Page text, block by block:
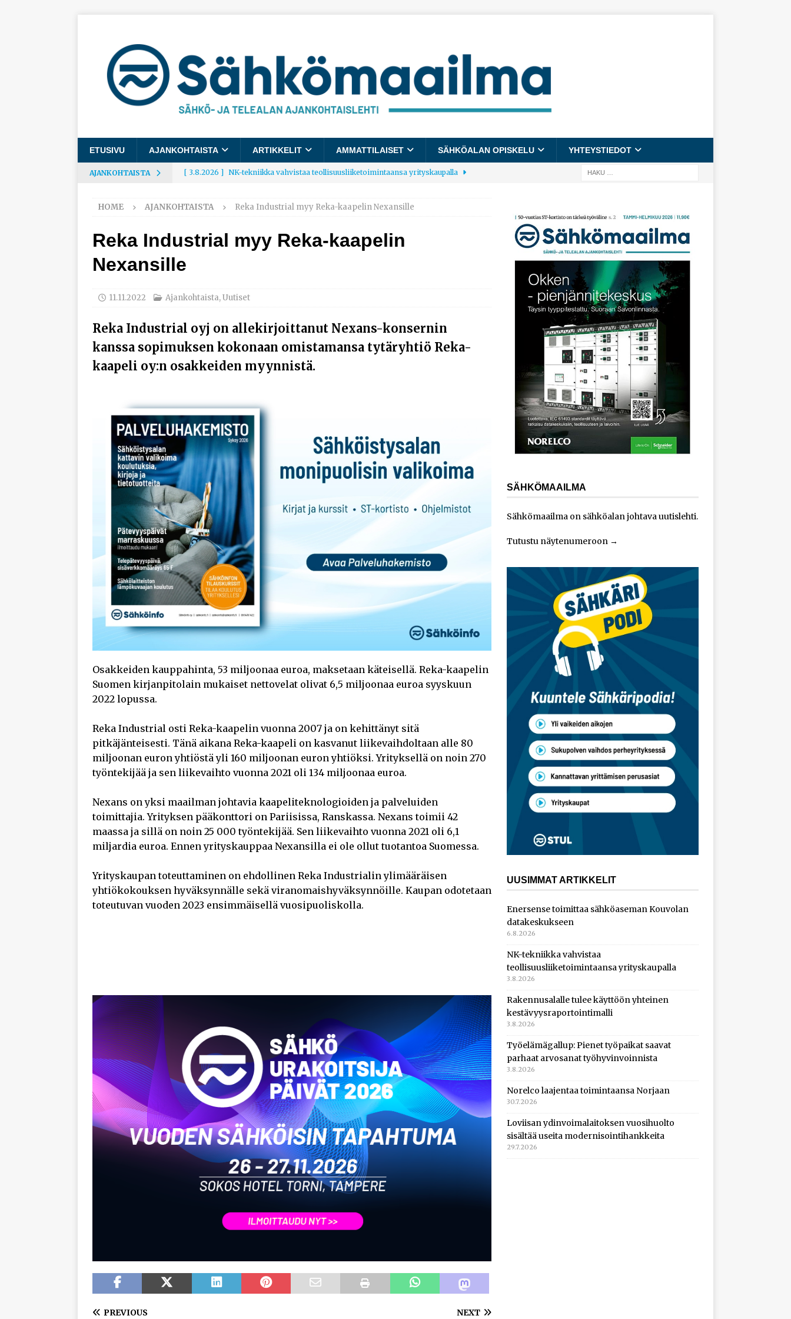
ETUSIVU AJANKOHTAISTA ARTIKKELIT AMMATTILAISET SÄHKÖALAN OPISKELU YHTEYSTIEDOT
AJANKOHTAISTA [ 3.8.2026 ] NK-tekniikka vahvistaa teollisuusliiketoimintaansa yrityskaupalla
[ 3.8.2026 ] Rakennusalalle tulee käyttöön yhteinen kestävyysraportointimalli
AJANKOHTAISTA
Työelämägallup: Pienet työpaikat saavat parhaat arvosanat
työhyvinvoinnista
[ 30.7.2026 ] Norelco laajentaa toimintaansa Norjaan
modernisointihankkeita AJANKOHTAISTA
[ 6.8.2026 ] Enersense toimittaa sähköaseman Kouvolan datakeskukseen
AJANKOHTAISTA
HOME AJANKOHTAISTA Reka Industrial myy Reka-kaapelin Nexansille
Reka Industrial myy Reka-kaapelin
Nexansille
11.11.2022 Ajankohtaista,Uutiset
Reka Industrial oyj on allekirjoittanut Nexans-konsernin
kanssa sopimuksen kokonaan omistamansa tytäryhtiö Reka-
kaapeli oy:n osakkeiden myynnistä.
Osakkeiden kauppahinta, 53 miljoonaa euroa, maksetaan käteisellä. Reka-kaapelin
Suomen kirjanpitolain mukaiset nettovelat olivat 6,5 miljoonaa euroa syyskuun
2022 lopussa.
Reka Industrial osti Reka-kaapelin vuonna 2007 ja on kehittänyt sitä
pitkäjänteisesti. Tänä aikana Reka-kaapeli on kasvanut liikevaihdoltaan alle 80
miljoonan euron yhtiöstä yli 160 miljoonan euron yhtiöksi. Yrityksellä on noin 270
työntekijää ja sen liikevaihto vuonna 2021 oli 134 miljoonaa euroa.
Nexans on yksi maailman johtavia kaapeliteknologioiden ja palveluiden
toimittajia. Yrityksen pääkonttori on Pariisissa, Ranskassa. Nexans toimii 42
maassa ja sillä on noin 25 000 työntekijää. Sen liikevaihto vuonna 2021 oli 6,1
miljardia euroa. Ennen yrityskauppaa Nexansilla ei ole ollut tuotantoa Suomessa.
Yrityskaupan toteuttaminen on ehdollinen Reka Industrialin ylimääräisen
yhtiökokouksen hyväksynnälle sekä viranomaishyväksynnöille. Kaupan odotetaan
toteutuvan vuoden 2023 ensimmäisellä vuosipuoliskolla.
PREVIOUS NEXT
SÄHKÖMAAILMA
Sähkömaailma on sähköalan johtava uutislehti.
Tutustu näytenumeroon→
UUSIMMAT ARTIKKELIT
Enersense toimittaa sähköaseman Kouvolan
datakeskukseen
6.8.2026
NK-tekniikka vahvistaa
teollisuusliiketoimintaansa yrityskaupalla
3.8.2026
Rakennusalalle tulee käyttöön yhteinen
kestävyysraportointimalli
3.8.2026
Työelämägallup: Pienet työpaikat saavat
parhaat arvosanat työhyvinvoinnista
3.8.2026
Norelco laajentaa toimintaansa Norjaan
30.7.2026
Loviisan ydinvoimalaitoksen vuosihuolto
sisältää useita modernisointihankkeita
29.7.2026